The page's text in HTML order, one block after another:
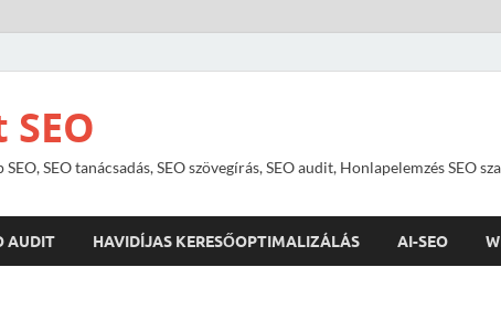
SEO tanácsadás, SEO szövegírás, SEO audit, Honlapelemzés SEO
AUDIT HAVIDÍJAS KERESŐOPTIMALIZÁLÁS AI-SEO